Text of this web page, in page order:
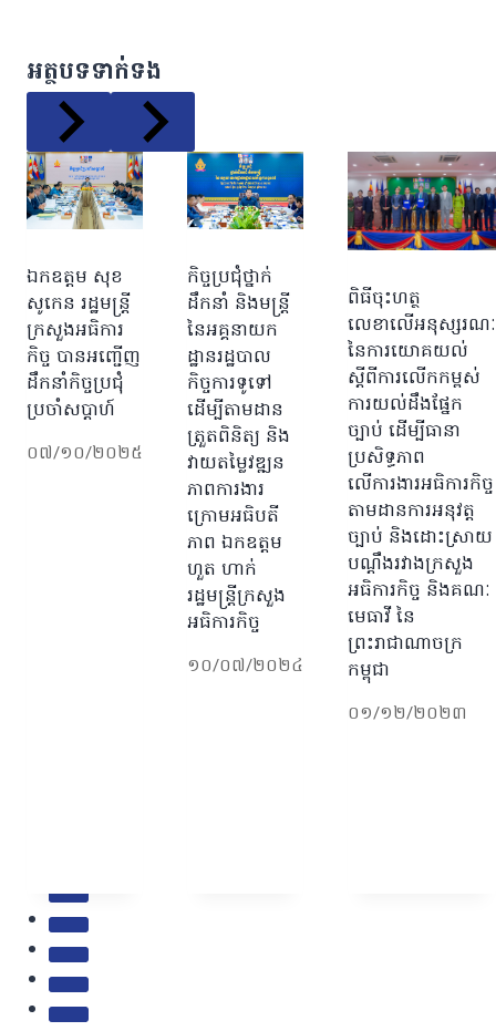
អត្ថបទទាក់ទង
ឯកឧត្តម សុខ
សូកេន រដ្ឋមន្រ្តី
ក្រសួងអធិការ
កិច្ច បានអញ្ជើញ
ដឹកនាំកិច្ចប្រជុំ
ប្រចាំសប្ដាហ៍
០៧/១០/២០២៥
កិច្ចប្រជុំថ្នាក់
ដឹកនាំ និងមន្ត្រី
នៃអគ្គនាយក
ដ្ឋានរដ្ឋបាល
កិច្ចការទូទៅ
ដើម្បីតាមដាន
ត្រួតពិនិត្យ និង
វាយតម្លៃវឌ្ឍន
ភាពការងារ
ក្រោមអធិបតី
ភាព ឯកឧត្តម
ហួត ហាក់
រដ្ឋមន្រ្តីក្រសួង
អធិការកិច្ច
១០/០៧/២០២៤
ពិធីចុះហត្ថ
លេខាលើអនុស្សរណៈ
នៃការយោគយល់
ស្តីពីការលើកកម្ពស់
ការយល់ដឹងផ្នែក
ច្បាប់ ដើម្បីធានា
ប្រសិទ្ធភាព
លើការងារអធិការកិច្ច
តាមដានការអនុវត្ត
ច្បាប់ និងដោះស្រាយ
បណ្តឹងរវាងក្រសួង
អធិការកិច្ច និងគណៈ
មេធាវី នៃ
ព្រះរាជាណាចក្រ
កម្ពុជា
០១/១២/២០២៣